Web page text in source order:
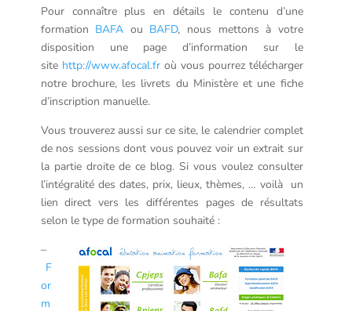
Pour connaître plus en détails le contenu d’une
formation BAFA ou BAFD, nous mettons à votre
disposition une page d’information sur le
site http://www.afocal.fr où vous pourrez télécharger
notre brochure, les livrets du Ministère et une fiche
d’inscription manuelle.
Vous trouverez aussi sur ce site, le calendrier complet
de nos sessions dont vous pouvez voir un extrait sur
la partie droite de ce blog. Si vous voulez consulter
l’intégralité des dates, prix, lieux, thèmes, … voilà un
lien direct vers les différentes pages de résultats
selon le type de formation souhaité :
–
F
or
m